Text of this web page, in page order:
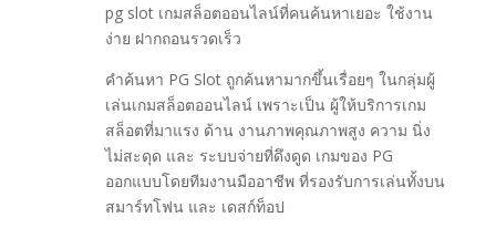
pg slot เกมสล็อตออนไลน์ที่คนค้นหาเยอะ ใช้งาน
ง่าย ฝากถอนรวดเร็ว
คำค้นหา PG Slot ถูกค้นหามากขึ้นเรื่อยๆ ในกลุ่มผู้
เล่นเกมสล็อตออนไลน์ เพราะเป็น ผู้ให้บริการเกม
สล็อตที่มาแรง ด้าน งานภาพคุณภาพสูง ความ นิ่ง
ไม่สะดุด และ ระบบจ่ายที่ดึงดูด เกมของ PG
ออกแบบโดยทีมงานมืออาชีพ ที่รองรับการเล่นทั้งบน
สมาร์ทโฟน และ เดสก์ท็อป